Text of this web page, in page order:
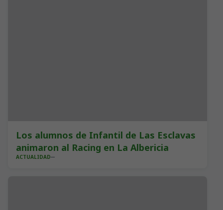
Los alumnos de Infantil de Las Esclavas
animaron al Racing en La Albericia
ACTUALIDAD